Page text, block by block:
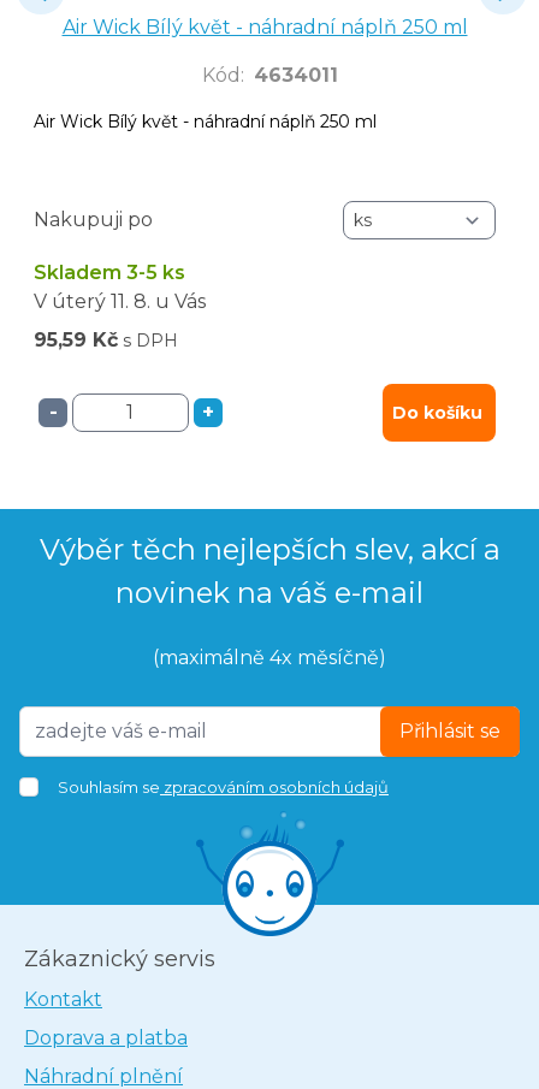
Air Wick Bílý květ - náhradní náplň 250 ml
Kód : 4634011
Air Wick Bílý květ - náhradní náplň 250 ml
Nakupuji po
Skladem 3-5 ks
V úterý 11. 8. u Vás
95,59 Kč s DPH
- + Do košíku
Výběr těch nejlepších slev, akcí a
novinek na váš e-mail
(maximálně 4x měsíčně)
Přihlásit se
Souhlasím se zpracováním osobních údajů
Zákaznický servis
Kontakt
Doprava a platba
Náhradní plnění